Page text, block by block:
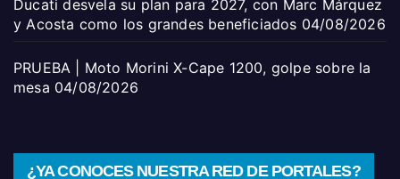
Ducati desvela su plan para 2027, con Marc Márquez
y Acosta como los grandes beneficiados 04/08/2026
PRUEBA | Moto Morini X-Cape 1200, golpe sobre la
mesa 04/08/2026
¿YA CONOCES NUESTRA RED DE PORTALES?